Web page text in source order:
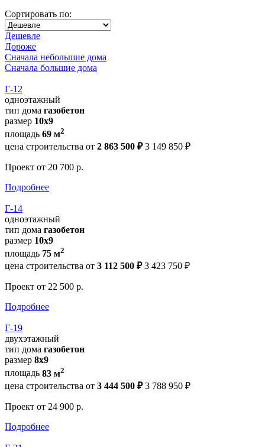
Сортировать по:
Дешевле
Дороже
Сначала небольшие дома
Сначала большие дома
Г-12
одноэтажный
тип дома газобетон
размер 10х9
площадь 69 м2
цена строительства от 2 863 500 ₽ 3 149 850 ₽
Проект от 20 700 р.
Подробнее
Г-14
одноэтажный
тип дома газобетон
размер 10х9
площадь 75 м2
цена строительства от 3 112 500 ₽ 3 423 750 ₽
Проект от 22 500 р.
Подробнее
Г-19
двухэтажный
тип дома газобетон
размер 8x9
площадь 83 м2
цена строительства от 3 444 500 ₽ 3 788 950 ₽
Проект от 24 900 р.
Подробнее